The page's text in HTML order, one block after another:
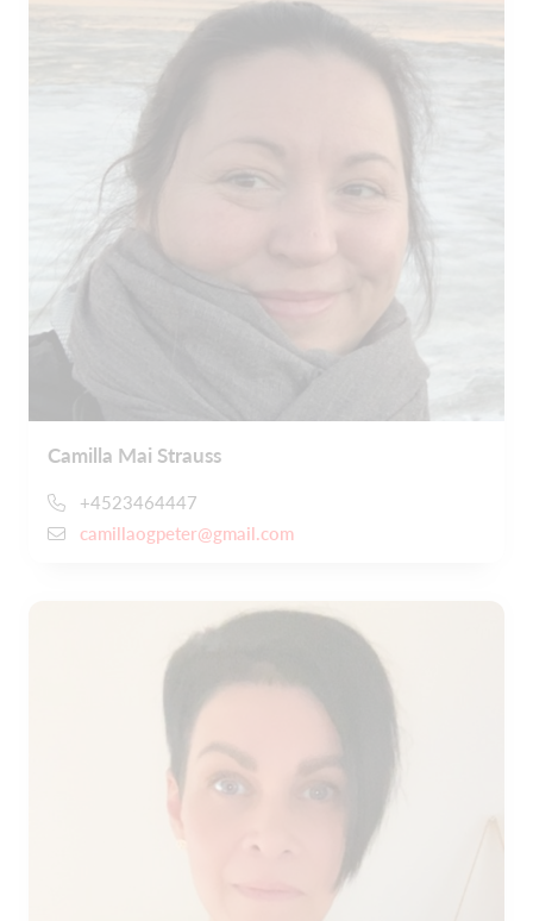
Camilla Mai Strauss
+4523464447
camillaogpeter@gmail.com